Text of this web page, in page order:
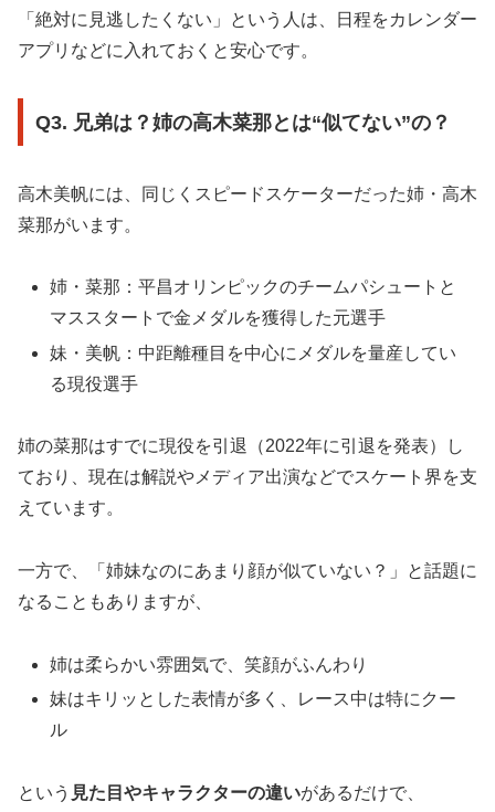
「絶対に見逃したくない」という人は、日程をカレンダー
アプリなどに入れておくと安心です。
Q3. 兄弟は？姉の高木菜那とは“似てない”の？
高木美帆には、同じくスピードスケーターだった姉・高木
菜那がいます。
姉・菜那：平昌オリンピックのチームパシュートと
マススタートで金メダルを獲得した元選手
妹・美帆：中距離種目を中心にメダルを量産してい
る現役選手
姉の菜那はすでに現役を引退（2022年に引退を発表）し
ており、現在は解説やメディア出演などでスケート界を支
えています。
一方で、「姉妹なのにあまり顔が似ていない？」と話題に
なることもありますが、
姉は柔らかい雰囲気で、笑顔がふんわり
妹はキリッとした表情が多く、レース中は特にクー
ル
という 見た目やキャラクターの違いがあるだけで、